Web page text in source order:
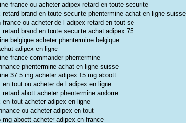
france ou acheter adipex retard en toute securite
retard brand en toute securite phentermine achat en ligne suisse
france ou acheter de l adipex retard en tout se
retard brand en toute securite achat adipex 75
belgique acheter phentermine belgique
adipex en ligne
france commander phentermine
phentermine achat en ligne suisse
37.5 mg acheter adipex 15 mg aboott
en tout ou acheter de l adipex en ligne
retard abott acheter phentermine andorre
en tout acheter adipex en ligne
ou acheter adipex en tout
mg aboott acheter adipex en france